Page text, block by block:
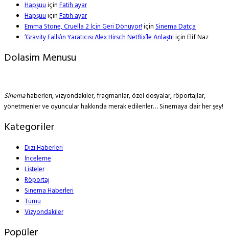
HapşuuiçinFatih ayar
HapşuuiçinFatih ayar
Emma Stone, Cruella 2 İçin Geri Dönüyor!içinSinema Datça
‘Gravity Falls’ın Yaratıcısı Alex Hirsch Netflix’le Anlaştı!içinElif Naz
Dolasim Menusu
Sinemahaberleri, vizyondakiler, fragmanlar, özel dosyalar, röportajlar,
yönetmenler ve oyuncular hakkında merak edilenler… Sinemaya dair her şey!
Kategoriler
Dizi Haberleri
İnceleme
Listeler
Röportaj
Sinema Haberleri
Tümü
Vizyondakiler
Popüler